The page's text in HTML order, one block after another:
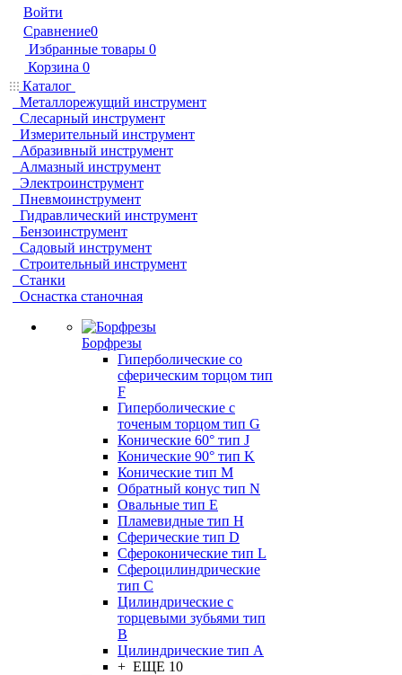
Войти
Сравнение0
Избранные товары 0
Корзина 0
Каталог
Металлорежущий инструмент
Слесарный инструмент
Измерительный инструмент
Абразивный инструмент
Алмазный инструмент
Электроинструмент
Пневмоинструмент
Гидравлический инструмент
Бензоинструмент
Садовый инструмент
Строительный инструмент
Станки
Оснастка станочная
Борфрезы
Гиперболические cо
сферическим торцом тип
F
Гиперболические с
точеным торцом тип G
Конические 60° тип J
Конические 90° тип K
Конические тип M
Обратный конус тип N
Овальные тип E
Пламевидные тип H
Сферические тип D
Сфероконические тип L
Сфероцилиндрические
тип C
Цилиндрические с
торцевыми зубьями тип
B
Цилиндрические тип А
+ ЕЩЕ 10